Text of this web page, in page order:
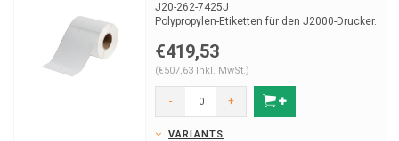
J20-262-7425J
Polypropylen-Etiketten für den J2000-Drucker.
Ro...
€419,53
(€507,63 Inkl. MwSt.)
- +
VARIANTS